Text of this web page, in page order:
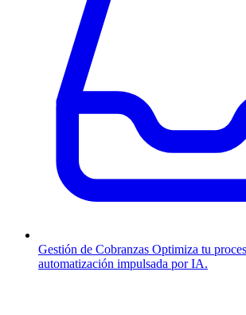
Gestión de Cobranzas Optimiza tu
automatización impulsada por IA.